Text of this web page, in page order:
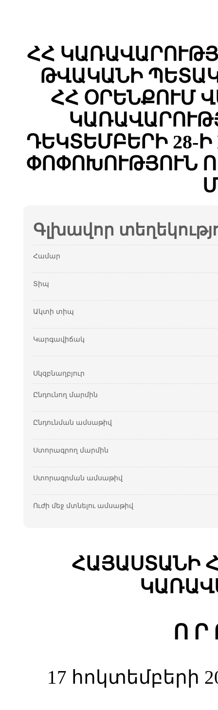
ՀՀ
ԹՎԱԿԱՆԻ
ՀՀ ՕՐԵՆՔՈՒՄ
ԴԵԿՏԵՄԲԵՐԻ 28-Ի
ՓՈՓՈԽՈՒԹՅՈՒՆ
Գլխավոր
Համար
Տիպ
Ակտի տիպ
Կարգավիճակ
Սկզբնաղբյուր
Ընդունող մարմին
Ընդունման ամսաթիվ
Ստորագրող մարմին
Ստորագրման ամսաթիվ
Ուժի մեջ մտնելու ամսաթիվ
ՀԱՅԱՍՏԱՆԻ
Ո Ր
17 հոկտեմբերի